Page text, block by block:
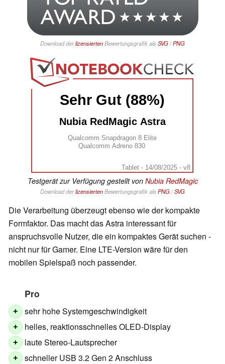
Download derlizensiertenBewertungsgrafik als SVG/PNG
Sehr Gut (88%)
Nubia RedMagic Astra
Qualcomm Snapdragon 8 Elite
Qualcomm Adreno 830
Tablet - 14/08/2025 - v8
Testgerät zur Verfügung gestellt von Nubia RedMagic
Download derlizensiertenBewertungsgrafik als PNG/SVG
Die Verarbeitung überzeugt ebenso wie der kompakte
Formfaktor. Das macht das Astra interessant für
anspruchsvolle Nutzer, die ein kompaktes Gerät suchen -
nicht nur für Gamer. Eine LTE-Version wäre für den
mobilen Spielspaß noch passender.
Pro
+ sehr hohe Systemgeschwindigkeit
+ helles, reaktionsschnelles OLED-Display
+ laute Stereo-Lautsprecher
+ schneller USB 3.2 Gen 2 Anschluss